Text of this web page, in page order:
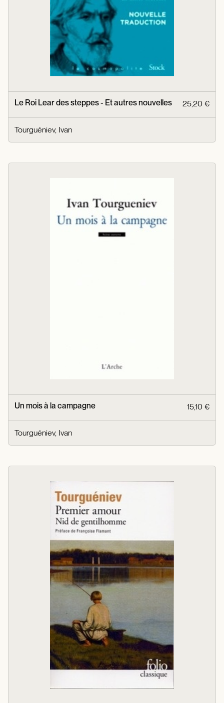
Le Roi Lear des steppes - Et autres nouvelles 25,20 €
Tourguéniev, Ivan
Un mois à la campagne 15,10 €
Tourguéniev, Ivan